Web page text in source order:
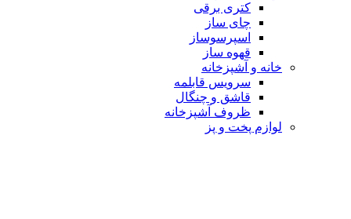
کتری برقی
چای ساز
اسپرسوساز
قهوه ساز
خانه و آشپزخانه
سرویس قابلمه
قاشق و چنگال
ظروف آشپزخانه
لوازم پخت و پز